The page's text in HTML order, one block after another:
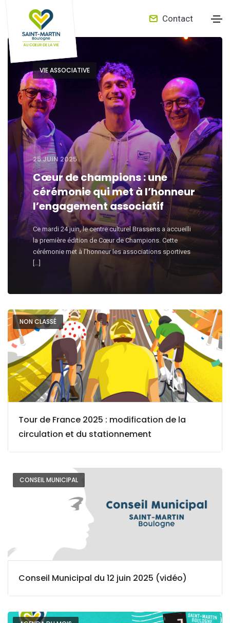
Contact
A
c
t
u
a
l
t
é
s
VIE ASSOCIATIVE
25 JUIN 2025
Cœur de champions : une
cérémonie qui met à l’honneur
l’engagement associatif
Ce mardi 24 juin, le centre culturel Brassens a accueilli
la première édition de Cœur de Champions. Cette
cérémonie met à l’honneur les associations sportives
[…]
NON CLASSÉ
Tour de France 2025 : modification de la
circulation et du stationnement
CONSEIL MUNICIPAL
Conseil Municipal du 12 juin 2025 (vidéo)